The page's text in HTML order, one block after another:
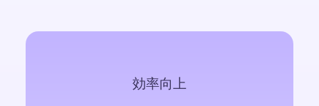
効率向上